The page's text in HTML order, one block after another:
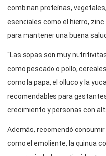
combinan proteínas,
esenciales como el hierro,
para mantener una buena salud.
“Las sopas son muy
como pescado o pollo,
como la papa, el olluco y la
recomendables para
crecimiento y personas con
Además, recomendó
como el emoliente, la quinua